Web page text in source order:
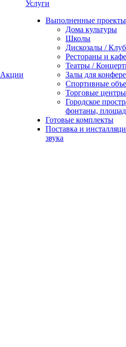
Акции
Услуги
Выполненные проекты
Дома культуры
Школы
Дискозалы /
Рестораны и кафе
Театры /
Залы для
Спортивные
Торговые
Городское
фонтаны,
Готовые комплекты
Поставка и
звука